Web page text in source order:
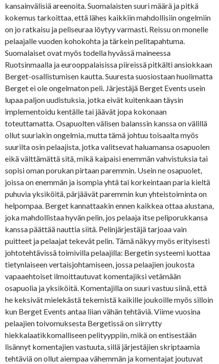
kansainvälisiä areenoita. Suomalaisten suuri määrä ja pitkä
kokemus tarkoittaa, että lähes kaikkiin mahdollisiin ongelmiin
on jo ratkaisu ja peliseuraa löytyy varmasti. Reissu on monelle
pelaajalle vuoden kohokohta ja tärkein pelitapahtuma.
Suomalaiset ovat myös todella hyvässä maineessa
Ruotsinmaalla ja eurooppalaisissa piireissä pitkälti ansiokkaan
Berget-osallistumisen kautta. Suuresta suosiostaan huolimatta
Berget ei ole ongelmaton peli. Järjestäjä Berget Events usein
lupaa paljon uudistuksia, jotka eivät kuitenkaan täysin
implementoidu kentälle tai jäävät jopa kokonaan
toteuttamatta. Osapuolten välisen balanssin kanssa on välillä
ollut suuriakin ongelmia, mutta tämä johtuu toisaalta myös
suurilta osin pelaajista, jotka valitsevat haluamansa osapuolen
eikä välttämättä sitä, mikä kaipaisi enemmän vahvistuksia tai
sopisi oman porukan pirtaan paremmin. Usein ne osapuolet,
joissa on enemmän ja isompia yhtä tai korkeintaan paria kieltä
puhuvia yksiköitä, pärjäävät paremmin kun yhteistoiminta on
helpompaa. Berget kannattaakin ennen kaikkea ottaa alustana,
joka mahdollistaa hyvän pelin, jos pelaaja itse peliporukkansa
kanssa päättää nauttia siitä. Pelinjärjestäjä tarjoaa vain
puitteet ja pelaajat tekevät pelin. Tämä näkyy myös erityisesti
johtotehtävissä toimivilla pelaajilla: Bergetin systeemi luottaa
tietynlaiseen vertaisjohtamiseen, jossa pelaajien joukosta
vapaaehtoiset ilmoittautuvat komentajiksi vetämään
osapuolia ja yksiköitä. Komentajilla on suuri vastuu siinä, että
he keksivät mielekästä tekemistä kaikille joukoille myös silloin
kun Berget Events antaa liian vähän tehtäviä. Viime vuosina
pelaajien toivomuksesta Bergetissä on siirrytty
hiekkalaatikkomalliseen pelityyppiin, mikä on entisestään
lisännyt komentajien vastuuta, sillä järjestäjien skriptaamia
tehtäviä on ollut aiempaa vähemmän ja komentajat joutuvat